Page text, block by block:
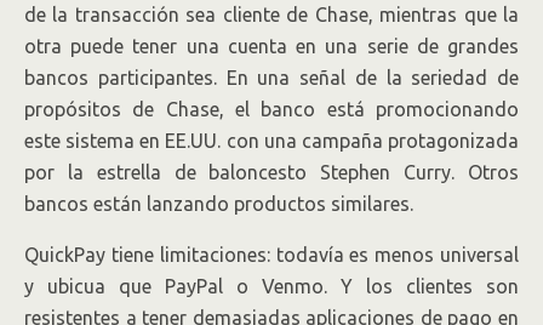
de la transacción sea cliente de Chase, mientras que la
otra puede tener una cuenta en una serie de grandes
bancos participantes. En una señal de la seriedad de
propósitos de Chase, el banco está promocionando
este sistema en EE.UU. con una campaña protagonizada
por la estrella de baloncesto Stephen Curry. Otros
bancos están lanzando productos similares.
QuickPay tiene limitaciones: todavía es menos universal
y ubicua que PayPal o Venmo. Y los clientes son
resistentes a tener demasiadas aplicaciones de pago en